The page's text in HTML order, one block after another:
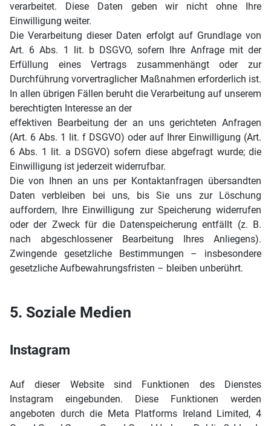
verarbeitet. Diese Daten geben wir nicht ohne Ihre
Einwilligung weiter.
Die Verarbeitung dieser Daten erfolgt auf Grundlage von
Art. 6 Abs. 1 lit. b DSGVO, sofern Ihre Anfrage mit der
Erfüllung eines Vertrags zusammenhängt oder zur
Durchführung vorvertraglicher Maßnahmen erforderlich ist.
In allen übrigen Fällen beruht die Verarbeitung auf unserem
berechtigten Interesse an der
effektiven Bearbeitung der an uns gerichteten Anfragen
(Art. 6 Abs. 1 lit. f DSGVO) oder auf Ihrer Einwilligung (Art.
6 Abs. 1 lit. a DSGVO) sofern diese abgefragt wurde; die
Einwilligung ist jederzeit widerrufbar.
Die von Ihnen an uns per Kontaktanfragen übersandten
Daten verbleiben bei uns, bis Sie uns zur Löschung
auffordern, Ihre Einwilligung zur Speicherung widerrufen
oder der Zweck für die Datenspeicherung entfällt (z. B.
nach abgeschlossener Bearbeitung Ihres Anliegens).
Zwingende gesetzliche Bestimmungen – insbesondere
gesetzliche Aufbewahrungsfristen – bleiben unberührt.
5. Soziale Medien
Instagram
Auf dieser Website sind Funktionen des Dienstes
Instagram eingebunden. Diese Funktionen werden
angeboten durch die Meta Platforms Ireland Limited, 4